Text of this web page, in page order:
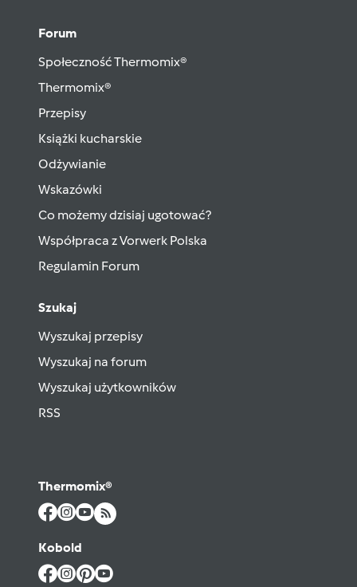
Forum
Społeczność Thermomix®
Thermomix®
Przepisy
Książki kucharskie
Odżywianie
Wskazówki
Co możemy dzisiaj ugotować?
Współpraca z Vorwerk Polska
Regulamin Forum
Szukaj
Wyszukaj przepisy
Wyszukaj na forum
Wyszukaj użytkowników
RSS
Thermomix®
Kobold